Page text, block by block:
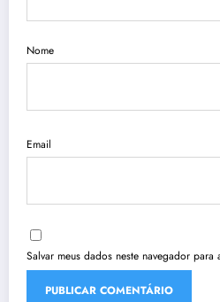
Nome
Email
Salvar meus dados neste navegador